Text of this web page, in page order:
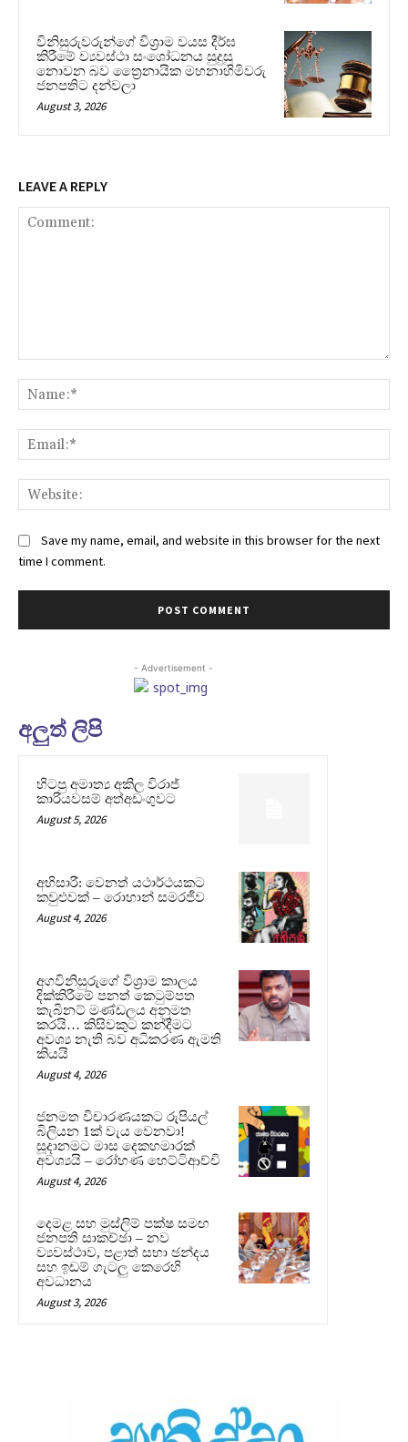
විනිසුරුවරුන්ගේ විශ්‍රාම වයස දීර්ඝ
කිරීමේ ව්‍යවස්ථා සංශෝධනය සුදුසු
නොවන බව ත්‍රෛනායික මහනාහිමිවරු
ජනපතිට දන්වලා
August 3, 2026
LEAVE A REPLY
Save my name, email, and website in this browser for the next
time I comment.
- Advertisement -
අලුත් ලිපි
හිටපු අමාත්‍ය අකිල විරාජ්
කාරියවසම් අත්අඩංගුවට
August 5, 2026
අභිසාරී: වෙනත් යථාර්ථයකට
කවුළුවක් – රොහාන් සමරජීව
August 4, 2026
අගවිනිසුරුගේ විශ්‍රාම කාලය
දික්කිරීමේ පනත් කෙටුම්පත
කැබිනට් මණ්ඩලය අනුමත
කරයි… කිසිවකුට කන්දීමට
අවශ්‍ය නැති බව අධිකරණ ඇමති
කියයි
August 4, 2026
ජනමත විචාරණයකට රුපියල්
බිලියන 1ක් වැය වෙනවා!
සූදානමට මාස දෙකහමාරක්
අවශ්‍යයි – රෝහණ හෙට්ටිආච්චි
August 4, 2026
දෙමළ සහ මුස්ලිම් පක්ෂ සමඟ
ජනපති සාකච්ඡා – නව
ව්‍යවස්ථාව, පළාත් සභා ඡන්දය
සහ ඉඩම් ගැටලු කෙරෙහි
අවධානය
August 3, 2026